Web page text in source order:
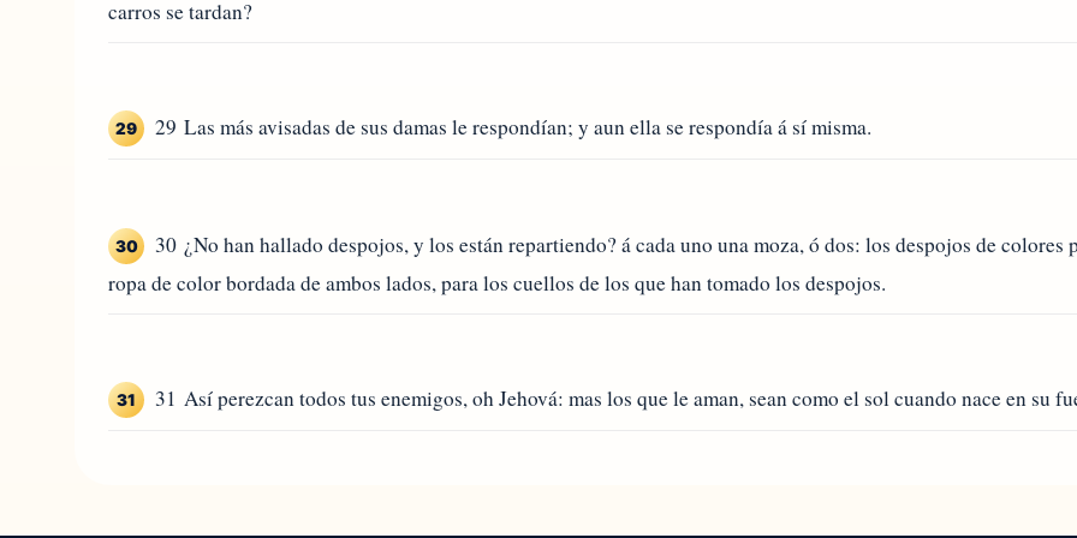
carros se tardan?
29 29 Las más avisadas de sus damas le respondían; y aun ella se respondía á sí misma.
30
30 ¿No han hallado despojos, y los están repartiendo? á cada uno una moza, ó dos: los despojos de
ropa de color bordada de ambos lados, para los cuellos de los que han tomado los despojos.
31 31 Así perezcan todos tus enemigos, oh Jehová: mas los que le aman, sean como el sol cuando nace en su